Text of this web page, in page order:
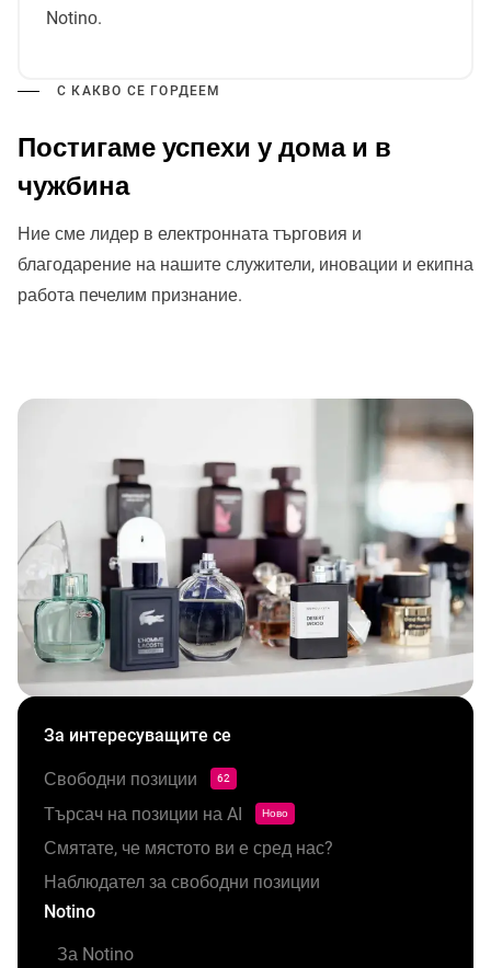
Notinо.
С КАКВО СЕ ГОРДЕЕМ
Постигаме успехи у дома и в
чужбина
Ние сме лидер в електронната търговия и
благодарение на нашите служители, иновации и екипна
работа печелим признание.
За интересуващите се
Свободни позиции 62
Търсач на позиции на AI Ново
Смятате, че мястото ви е сред нас?
Наблюдател за свободни позиции
Notino
За Notino